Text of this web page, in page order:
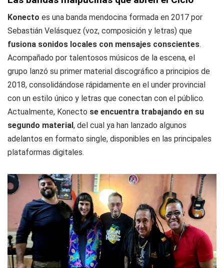
Konecto es una banda mendocina formada en 2017 por
Sebastián Velásquez (voz, composición y letras) que
fusiona sonidos locales con mensajes conscientes.
Acompañado por talentosos músicos de la escena, el
grupo lanzó su primer material discográfico a principios de
2018, consolidándose rápidamente en el under provincial
con un estilo único y letras que conectan con el público.
Actualmente, Konecto se encuentra trabajando en su
segundo material, del cual ya han lanzado algunos
adelantos en formato single, disponibles en las principales
plataformas digitales.